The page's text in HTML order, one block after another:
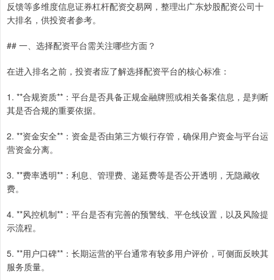
反馈等多维度信息证券杠杆配资交易网，整理出广东炒股配资公司十
大排名，供投资者参考。
## 一、选择配资平台需关注哪些方面？
在进入排名之前，投资者应了解选择配资平台的核心标准：
1. **合规资质**：平台是否具备正规金融牌照或相关备案信息，是判断
其是否合规的重要依据。
2. **资金安全**：资金是否由第三方银行存管，确保用户资金与平台运
营资金分离。
3. **费率透明**：利息、管理费、递延费等是否公开透明，无隐藏收
费。
4. **风控机制**：平台是否有完善的预警线、平仓线设置，以及风险提
示流程。
5. **用户口碑**：长期运营的平台通常有较多用户评价，可侧面反映其
服务质量。